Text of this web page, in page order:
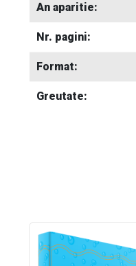
An aparitie:
Nr. pagini:
Format:
Greutate: